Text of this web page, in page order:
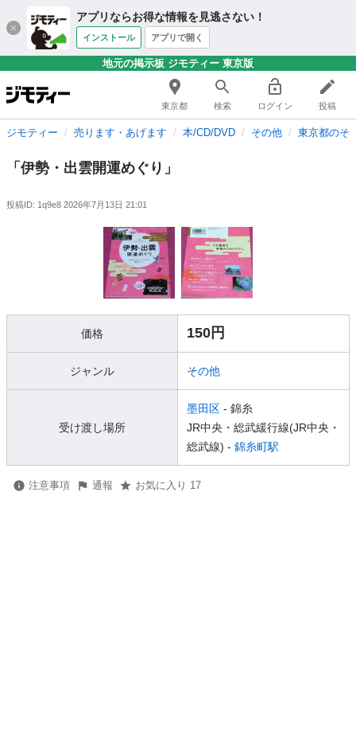
アプリならお得な情報を見逃さない！
インストール アプリで開く
地元の掲示板 ジモティー 東京版
東京都 検索 ログイン 投稿
ジモティー 売ります・あげます 本/CD/DVD その他 東京都のそ
「伊勢・出雲開運めぐり」
投稿ID: 1q9e8 2026年7月13日 21:01
価格 150円
ジャンル その他
受け渡し場所
墨田区 - 錦糸
JR中央・総武緩行線(JR中央・
総武線) - 錦糸町駅
注意事項 通報 お気に入り 17